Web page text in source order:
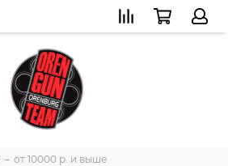
от 10000 р. и выше